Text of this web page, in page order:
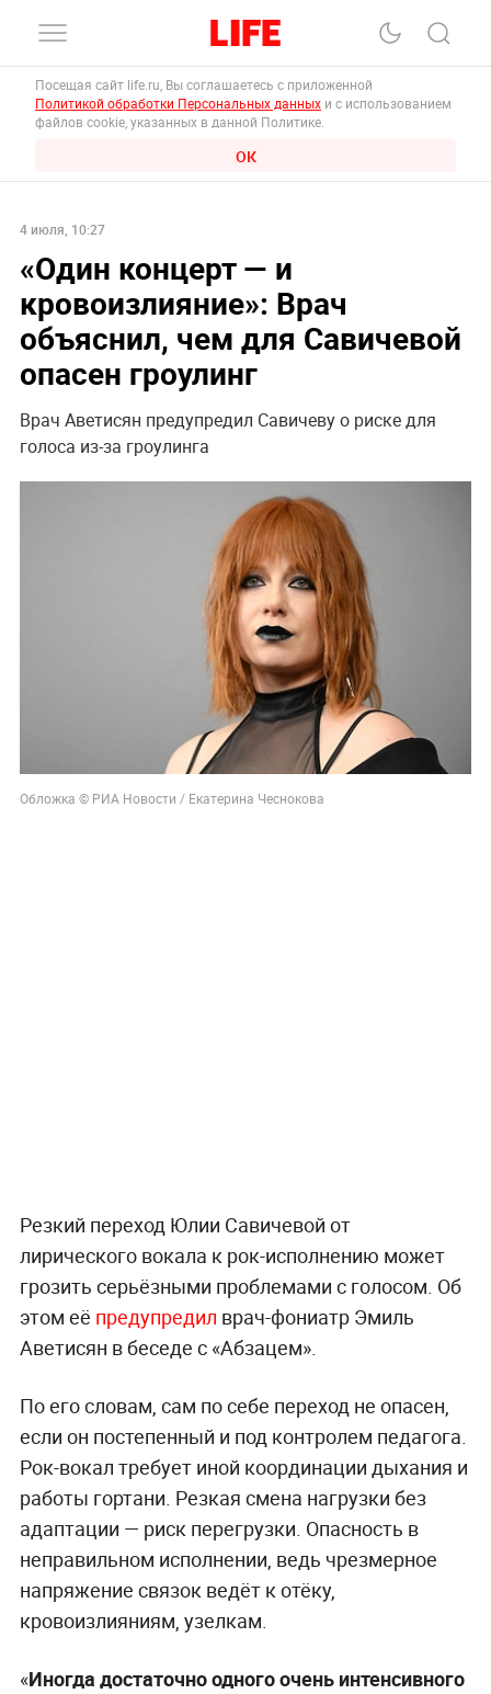
Посещая сайт life.ru, Вы соглашаетесь с приложенной
Политикой обработки Персональных данных и с использованием
файлов cookie, указанных в данной Политике.
ОК
4 июля, 10:27
«Один концерт — и
кровоизлияние»: Врач
объяснил, чем для Савичевой
опасен гроулинг
Врач Аветисян предупредил Савичеву о риске для
голоса из-за гроулинга
Обложка © РИА Новости / Екатерина Чеснокова
Резкий переход Юлии Савичевой от
лирического вокала к рок-исполнению может
грозить серьёзными проблемами с голосом. Об
этом её предупредил врач-фониатр Эмиль
Аветисян в беседе с «Абзацем».
По его словам, сам по себе переход не опасен,
если он постепенный и под контролем педагога.
Рок-вокал требует иной координации дыхания и
работы гортани. Резкая смена нагрузки без
адаптации — риск перегрузки. Опасность в
неправильном исполнении, ведь чрезмерное
напряжение связок ведёт к отёку,
кровоизлияниям, узелкам.
«Иногда достаточно одного очень интенсивного